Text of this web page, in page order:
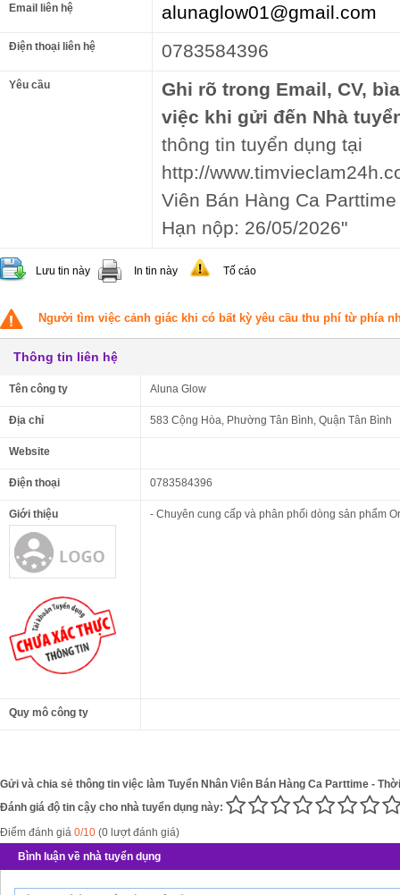
Email liên hệ alunaglow01@gmail.com
Điện thoại liên hệ 0783584396
Yêu cầu
Ghi rõ trong Email, CV,
việc khi gửi đến Nhà
thông tin tuyển dụng tại
http://
Viên Bán Hàng Ca
Hạn nộp: 26/05/2026"
Lưu tin này In tin này Tố cáo
Người tìm việc cảnh giác khi có bất kỳ yêu cầu thu phí từ phía
Thông tin liên hệ
Tên công ty Aluna Glow
Địa chỉ 583 Cộng Hòa, Phường Tân Bình, Quận Tân Bình
Website
Điện thoại 0783584396
Giới thiệu - Chuyên cung cấp và phân phối dòng sản phẩm
Quy mô công ty
Gửi và chia sẻ thông tin việc làm Tuyển Nhân Viên Bán Hàng Ca Parttime -
Đánh giá độ tin cậy cho nhà tuyển dụng này:
Điểm đánh giá 0/10 (0 lượt đánh giá)
Bình luận về nhà tuyển dụng